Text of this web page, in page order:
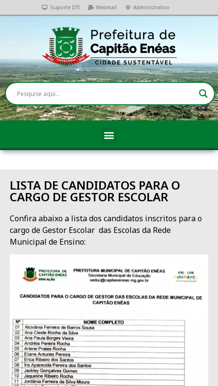
Suporte DTI Webmail Administrativo
LISTA DE CANDIDATOS PARA O
CARGO DE GESTOR ESCOLAR
Confira abaixo a lista dos candidatos inscritos para o
cargo de Gestor Escolar das Escolas da Rede
Municipal de Ensino: